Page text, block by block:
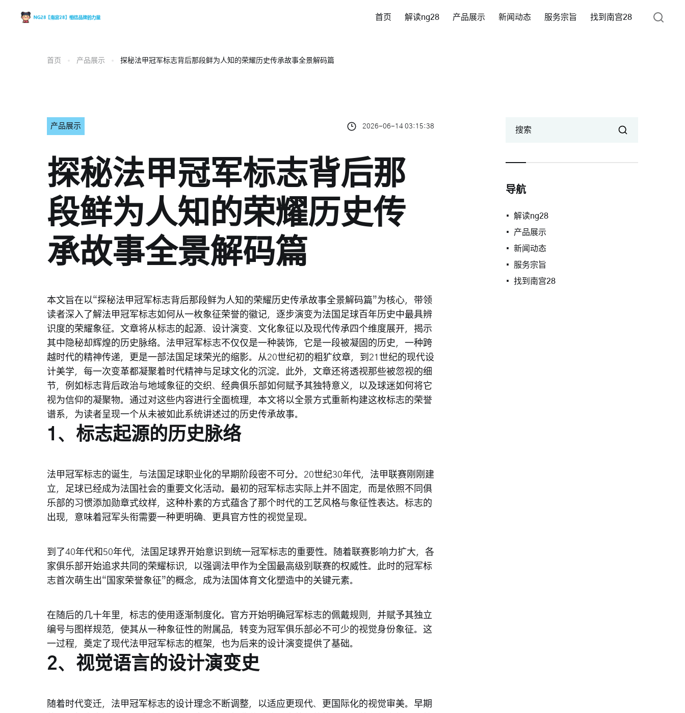
首页 解读ng28 产品展示 新闻动态 服务宗旨 找到南宫28
首页 产品展示 探秘法甲冠军标志背后那段鲜为人知的荣耀历史传承故事全景解码篇
产品展示 2026-06-14 03:15:38
探秘法甲冠军标志背后那
段鲜为人知的荣耀历史传
承故事全景解码篇
本文旨在以“探秘法甲冠军标志背后那段鲜为人知的荣耀历史传承故事全景解码篇”为核心，带领
读者深入了解法甲冠军标志如何从一枚象征荣誉的徽记，逐步演变为法国足球百年历史中最具辨
识度的荣耀象征。文章将从标志的起源、设计演变、文化象征以及现代传承四个维度展开，揭示
其中隐秘却辉煌的历史脉络。法甲冠军标志不仅仅是一种装饰，它是一段被凝固的历史，一种跨
越时代的精神传递，更是一部法国足球荣光的缩影。从20世纪初的粗犷纹章，到21世纪的现代设
计美学，每一次变革都凝聚着时代精神与足球文化的沉淀。此外，文章还将透视那些被忽视的细
节，例如标志背后政治与地域象征的交织、经典俱乐部如何赋予其独特意义，以及球迷如何将它
视为信仰的凝聚物。通过对这些内容进行全面梳理，本文将以全景方式重新构建这枚标志的荣誉
谱系，为读者呈现一个从未被如此系统讲述过的历史传承故事。
1、标志起源的历史脉络
法甲冠军标志的诞生，与法国足球职业化的早期阶段密不可分。20世纪30年代，法甲联赛刚刚建
立，足球已经成为法国社会的重要文化活动。最初的冠军标志实际上并不固定，而是依照不同俱
乐部的习惯添加勋章式纹样，这种朴素的方式蕴含了那个时代的工艺风格与象征性表达。标志的
出现，意味着冠军头衔需要一种更明确、更具官方性的视觉呈现。
到了40年代和50年代，法国足球界开始意识到统一冠军标志的重要性。随着联赛影响力扩大，各
家俱乐部开始追求共同的荣耀标识，以强调法甲作为全国最高级别联赛的权威性。此时的冠军标
志首次萌生出“国家荣誉象征”的概念，成为法国体育文化塑造中的关键元素。
在随后的几十年里，标志的使用逐渐制度化。官方开始明确冠军标志的佩戴规则，并赋予其独立
编号与图样规范，使其从一种象征性的附属品，转变为冠军俱乐部必不可少的视觉身份象征。这
一过程，奠定了现代法甲冠军标志的框架，也为后来的设计演变提供了基础。
2、视觉语言的设计演变史
随着时代变迁，法甲冠军标志的设计理念不断调整，以适应更现代、更国际化的视觉审美。早期
搜索
导航
解读ng28
产品展示
新闻动态
服务宗旨
找到南宫28